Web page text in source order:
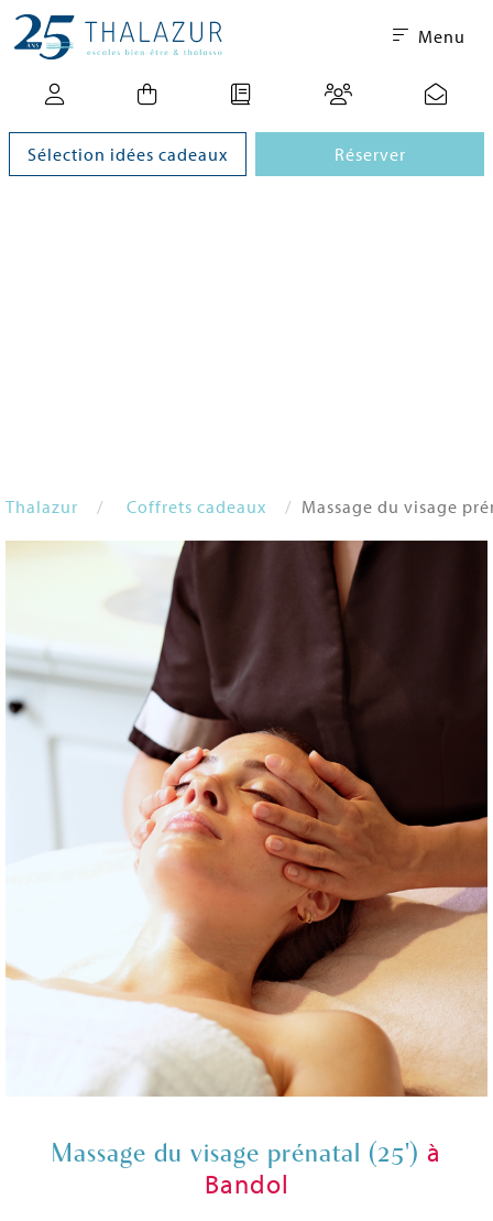
Menu
Sélection idées cadeaux Réserver
Thalazur Coffrets cadeaux Massage du visage
Massage du visage prénatal (25') à
Bandol